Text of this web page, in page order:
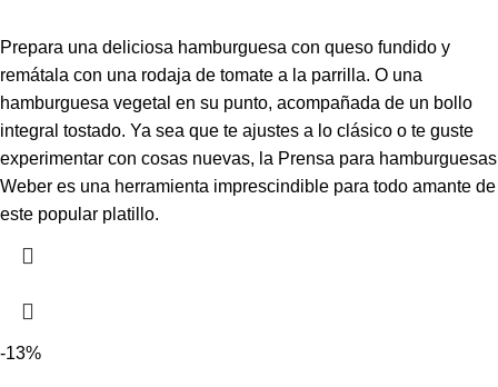
Prepara una deliciosa hamburguesa con queso fundido y
remátala con una rodaja de tomate a la parrilla. O una
hamburguesa vegetal en su punto, acompañada de un bollo
integral tostado. Ya sea que te ajustes a lo clásico o te guste
experimentar con cosas nuevas, la Prensa para hamburguesas
Weber es una herramienta imprescindible para todo amante de
este popular platillo.
-13%